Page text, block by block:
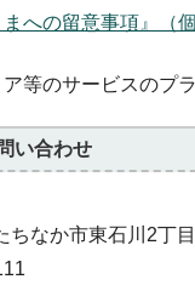
への留意事項』（
等のサービスのプ
い合わせ
ちなか市東石川2丁